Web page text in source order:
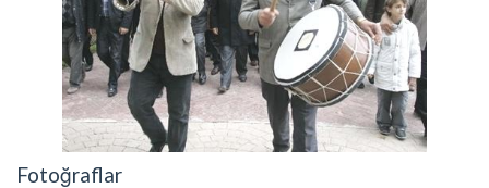
Fotoğraflar